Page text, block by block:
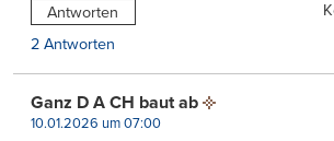
Antworten
2 Antworten
Ganz D A CH baut ab
10.01.2026 um 07:00